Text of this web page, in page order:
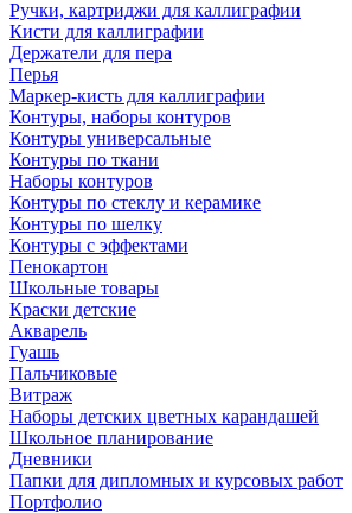
Ручки, картриджи для каллиграфии
Кисти для каллиграфии
Держатели для пера
Перья
Маркер-кисть для каллиграфии
Контуры, наборы контуров
Контуры универсальные
Контуры по ткани
Наборы контуров
Контуры по стеклу и керамике
Контуры по шелку
Контуры с эффектами
Пенокартон
Школьные товары
Краски детские
Акварель
Гуашь
Пальчиковые
Витраж
Наборы детских цветных карандашей
Школьное планирование
Дневники
Папки для дипломных и курсовых работ
Портфолио